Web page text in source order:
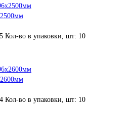
Кол-во в упаковки, шт: 10
Кол-во в упаковки, шт: 10